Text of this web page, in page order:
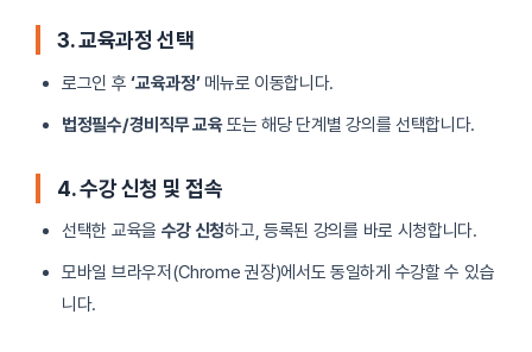
3. 교육과정 선택
로그인 후‘교육과정’메뉴로 이동합니다.
법정필수/경비직무 교육또는 해당 단계별 강의를 선택합니다.
4. 수강 신청 및 접속
선택한 교육을 수강 신청하고, 등록된 강의를 바로 시청합니다.
모바일 브라우저(Chrome 권장)에서도 동일하게 수강할 수 있습
니다.